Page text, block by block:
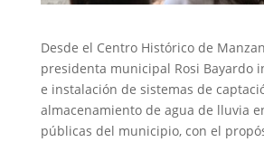
Desde el Centro Histórico de
presidenta municipal Rosi Bayardo
e instalación de sistemas de
almacenamiento de agua de lluvia
públicas del municipio, con el